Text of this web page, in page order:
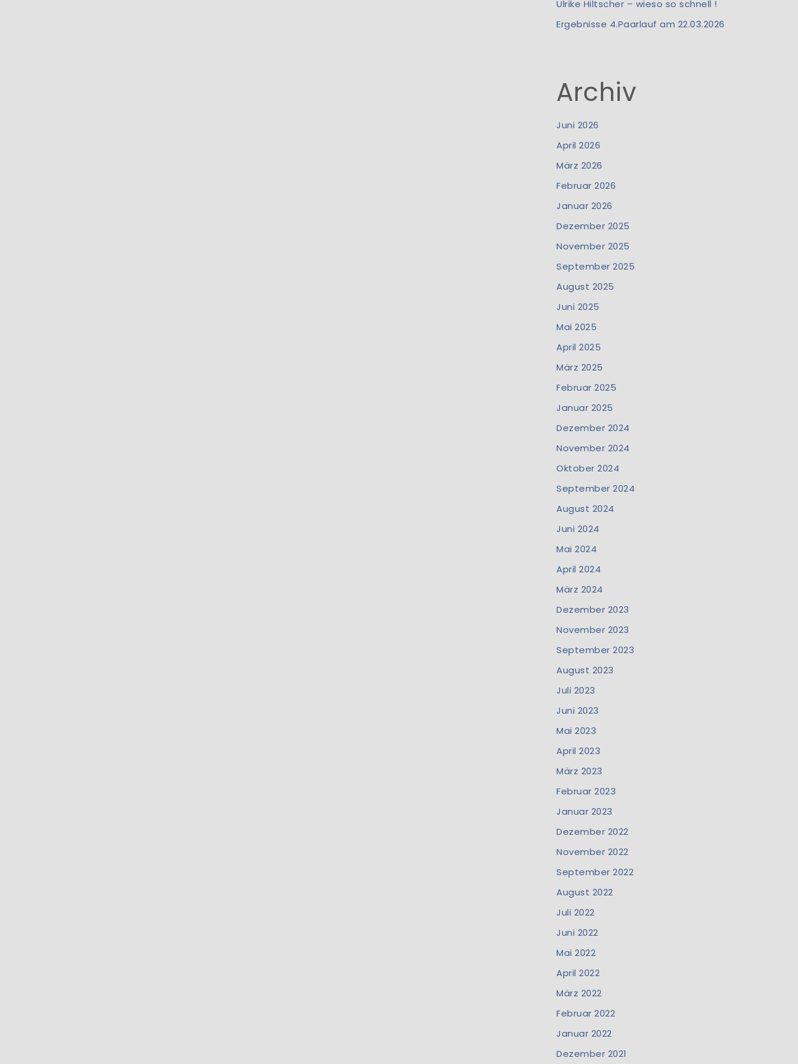
Ulrike Hiltscher – wieso so schnell !
Ergebnisse 4.Paarlauf am 22.03.2026
Archiv
Juni 2026
April 2026
März 2026
Februar 2026
Januar 2026
Dezember 2025
November 2025
September 2025
August 2025
Juni 2025
Mai 2025
April 2025
März 2025
Februar 2025
Januar 2025
Dezember 2024
November 2024
Oktober 2024
September 2024
August 2024
Juni 2024
Mai 2024
April 2024
März 2024
Dezember 2023
November 2023
September 2023
August 2023
Juli 2023
Juni 2023
Mai 2023
April 2023
März 2023
Februar 2023
Januar 2023
Dezember 2022
November 2022
September 2022
August 2022
Juli 2022
Juni 2022
Mai 2022
April 2022
März 2022
Februar 2022
Januar 2022
Dezember 2021